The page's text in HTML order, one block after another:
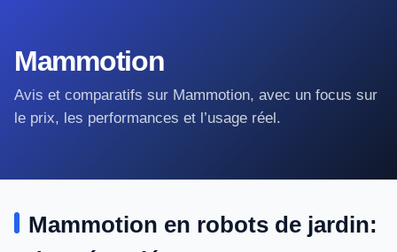
Mammotion
Avis et comparatifs sur Mammotion, avec un focus sur
le prix, les performances et l’usage réel.
Mammotion en robots de jardin: